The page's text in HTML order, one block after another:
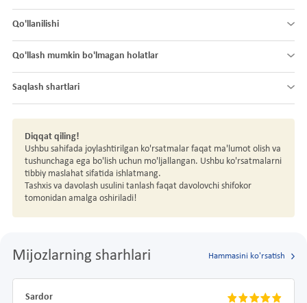
Qo'llanilishi
Qo'llash mumkin bo'lmagan holatlar
Saqlash shartlari
Diqqat qiling!
Ushbu sahifada joylashtirilgan ko'rsatmalar faqat ma'lumot olish va
tushunchaga ega bo'lish uchun mo'ljallangan. Ushbu ko'rsatmalarni
tibbiy maslahat sifatida ishlatmang.
Tashxis va davolash usulini tanlash faqat davolovchi shifokor
tomonidan amalga oshiriladi!
Mijozlarning sharhlari Hammasini ko'rsatish
Sardor